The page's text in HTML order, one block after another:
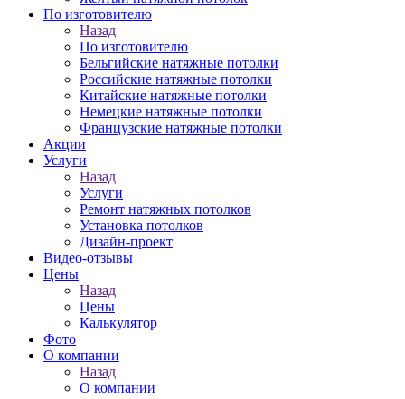
По изготовителю
Назад
По изготовителю
Бельгийские натяжные потолки
Российские натяжные потолки
Китайские натяжные потолки
Немецкие натяжные потолки
Французские натяжные потолки
Акции
Услуги
Назад
Услуги
Ремонт натяжных потолков
Установка потолков
Дизайн-проект
Видео-отзывы
Цены
Назад
Цены
Калькулятор
Фото
О компании
Назад
О компании